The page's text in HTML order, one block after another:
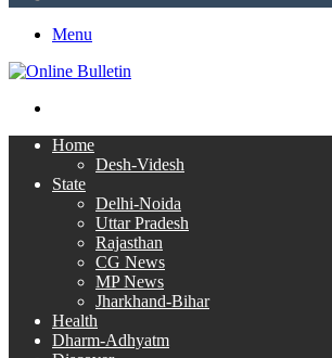
Menu
Home
Desh-Videsh
State
Delhi-Noida
Uttar Pradesh
Rajasthan
CG News
MP News
Jharkhand-Bihar
Health
Dharm-Adhyatm